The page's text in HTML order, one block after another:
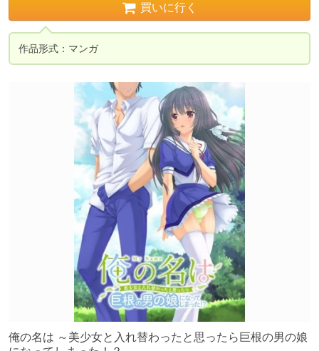
買いに行く
作品形式：マンガ
俺の名は ～美少女と入れ替わったと思ったら巨根の男の娘